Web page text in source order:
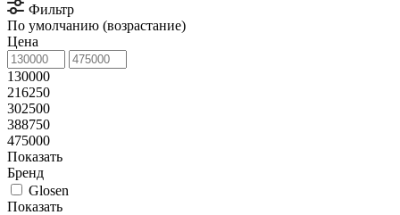
Фильтр
По умолчанию (возрастание)
Цена
130000
216250
302500
388750
475000
Показать
Бренд
Glosen
Показать